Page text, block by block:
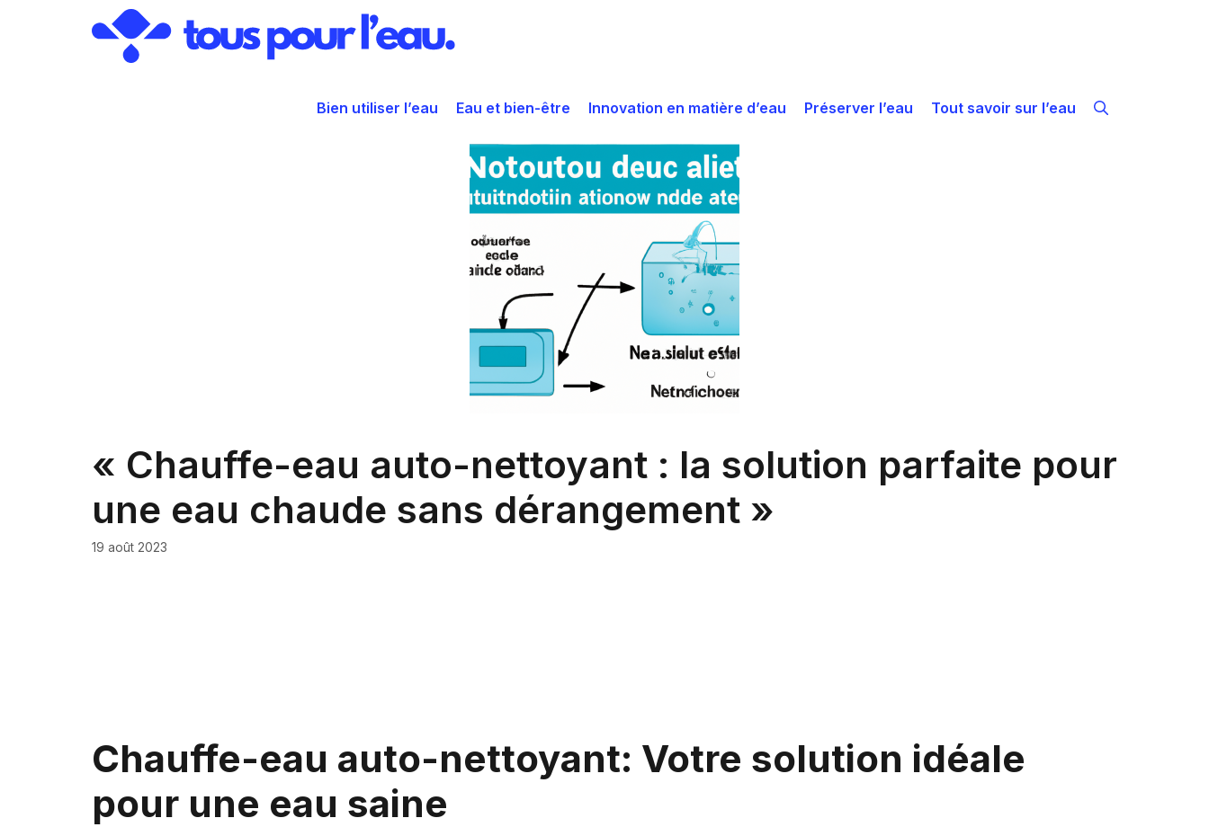
Bien utiliser l’eau Eau et bien-être Innovation en matière d’eau Préserver l’eau Tout savoir sur l’eau
« Chauffe-eau auto-nettoyant : la solution parfaite pour
une eau chaude sans dérangement »
19 août 2023
Chauffe-eau auto-nettoyant: Votre solution idéale
pour une eau saine